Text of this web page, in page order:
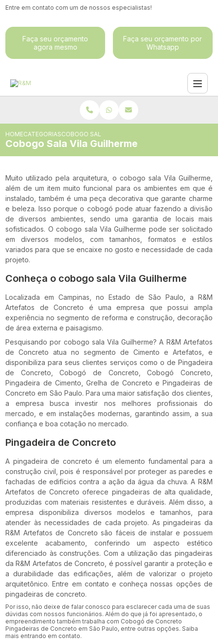
Entre em contato com um de nossos especialistas!
Faça seu orçamento
agora mesmo
Faça seu orçamento por
Whatsapp
HOMECATEGORIASCOBOGO SALA VILA GUILHERME
Cobogo Sala Vila Guilherme
Muito utilizado pela arquitetura, o cobogo sala Vila Guilherme,
além de um item muito funcional para os ambientes em que é
instalado, também é uma peça decorativa que garante charme
e beleza. Isso porque o cobogó pode atuar fazendo a divisão
de diversos ambientes, sendo uma garantia de locais mais
sofisticados. O cobogo sala Vila Guilherme pode ser solicitado
em diversos modelos, com tamanhos, formatos e estilos
variados para que se encaixe no gosto e necessidade de cada
projeto.
Conheça o cobogo sala Vila Guilherme
Localizada em Campinas, no Estado de São Paulo, a R&M
Artefatos de Concreto é uma empresa que possui ampla
experiência no segmento de reforma e construção, decoração
de área externa e paisagismo.
Pesquisando por cobogo sala Vila Guilherme? A R&M Artefatos
de Concreto atua no segmento de Cimento e Artefatos, e
disponibiliza para seus clientes serviços como o de Pingadeira
de Concreto, Cobogó de Concreto, Cobogó Concreto,
Pingadeira de Cimento, Grelha de Concreto e Pingadeiras de
Concreto em São Paulo. Para uma maior satisfação dos clientes,
a empresa busca investir nos melhores profissionais do
mercado, e em instalações modernas, garantindo assim, a sua
confiança e boa cotação no mercado.
Pingadeira de Concreto
A pingadeira de concreto é um elemento fundamental para a
construção civil, pois é responsável por proteger as paredes e
fachadas de edifícios contra a ação da água da chuva. A R&M
Artefatos de Concreto oferece pingadeiras de alta qualidade,
produzidas com materiais resistentes e duráveis. Além disso, a
empresa disponibiliza diversos modelos e tamanhos, para
atender às necessidades de cada projeto. As pingadeiras da
R&M Artefatos de Concreto são fáceis de instalar e possuem
excelente acabamento, conferindo um aspecto estético
diferenciado às construções. Com a utilização das pingadeiras
da R&M Artefatos de Concreto, é possível garantir a proteção e
a durabilidade das edificações, além de valorizar o projeto
arquitetônico. Entre em contato e conheça nossas opções de
pingadeiras de concreto.
Por isso, não deixe de falar conosco para esclarecer cada uma de suas
dúvidas com nossos funcionários. Além do que já foi apresentado, o
empreendimento também trabalha com Cobogó de Concreto
Pingadeiras de Concreto em São Paulo, entre outras opções. Saiba
mais entrando em contato.